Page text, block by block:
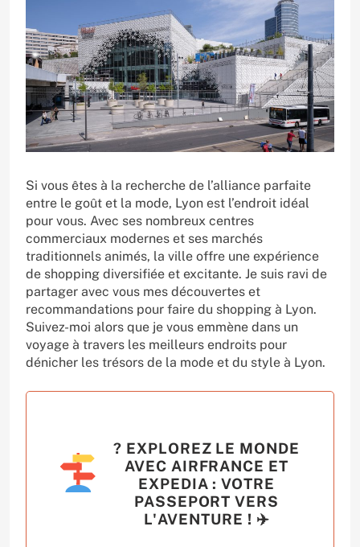
Si vous êtes à la recherche de l’alliance parfaite
entre le goût et la mode, Lyon est l’endroit idéal
pour vous. Avec ses nombreux centres
commerciaux modernes et ses marchés
traditionnels animés, la ville offre une expérience
de shopping diversifiée et excitante. Je suis ravi de
partager avec vous mes découvertes et
recommandations pour faire du shopping à Lyon.
Suivez-moi alors que je vous emmène dans un
voyage à travers les meilleurs endroits pour
dénicher les trésors de la mode et du style à Lyon.
? EXPLOREZ LE MONDE
AVEC AIRFRANCE ET
EXPEDIA : VOTRE
PASSEPORT VERS
L'AVENTURE ! ✈️